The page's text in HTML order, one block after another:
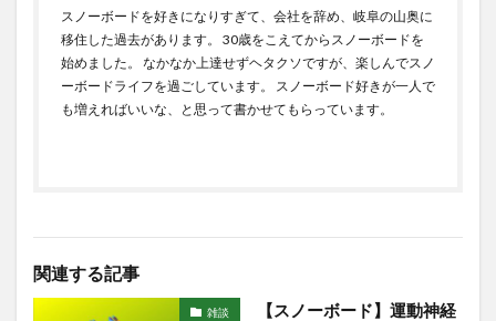
スノーボードを好きになりすぎて、会社を辞め、岐阜の山奥に
移住した過去があります。 30歳をこえてからスノーボードを
始めました。 なかなか上達せずヘタクソですが、楽しんでスノ
ーボードライフを過ごしています。 スノーボード好きが一人で
も増えればいいな、と思って書かせてもらっています。
関連する記事
雑談
【スノーボード】運動神経